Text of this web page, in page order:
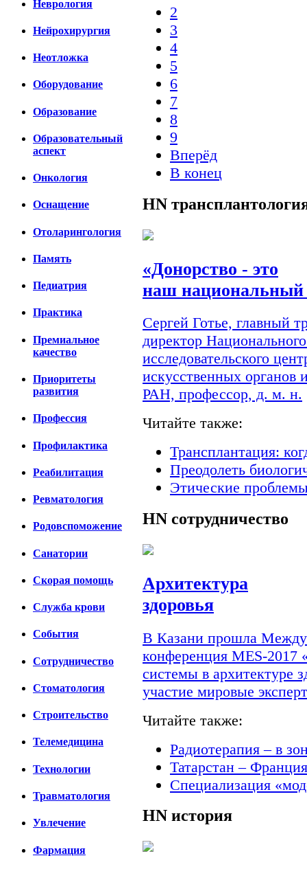
Неврология
Нейрохирургия
Неотложка
Оборудование
Образование
Образовательный
аспект
Онкология
Оснащение
Отоларингология
Память
Педиатрия
Практика
Премиальное
качество
Приоритеты
развития
Профессия
Профилактика
Реабилитация
Ревматология
Родовспоможение
Санатории
Скорая помощь
Cлужба крови
События
Сотрудничество
Стоматология
Строительство
Телемедицина
Технологии
Травматология
Увлечение
Фармация
2
3
4
5
6
7
8
9
Вперёд
В конец
HN
«Донорство - это
наш национальный
Сергей Готье, главный
директор
исследовательского
искусственных
РАН, профессор, д. м. н.
Читайте также:
Трансплантация:
Преодолеть
Этические
HN сотрудничество
Архитектура
здоровья
В Казани прошла
конференция MES-
системы в архитектуре
участие мировые
Читайте также:
Радиотерапия – в
Татарстан –
Специализация
HN история